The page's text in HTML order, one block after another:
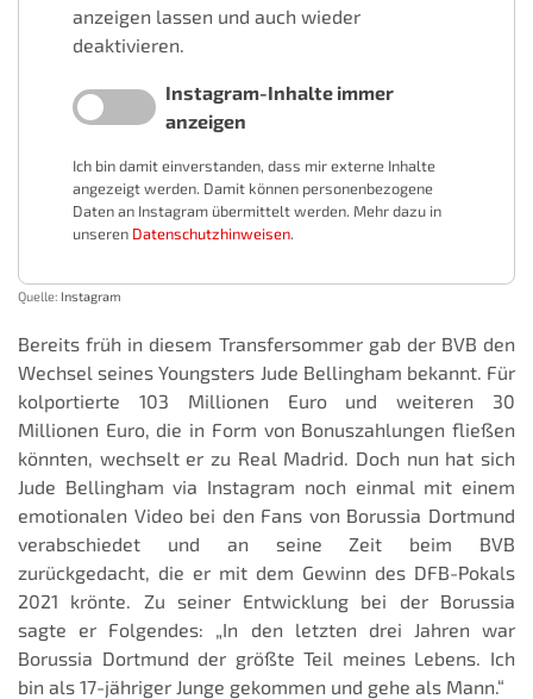
anzeigen lassen und auch wieder
deaktivieren.
Instagram-Inhalte immer
anzeigen
Ich bin damit einverstanden, dass mir externe Inhalte
angezeigt werden. Damit können personenbezogene
Daten an Instagram übermittelt werden. Mehr dazu in
unseren Datenschutzhinweisen.
Quelle: Instagram
Bereits früh in diesem Transfersommer gab der BVB den
Wechsel seines Youngsters Jude Bellingham bekannt. Für
kolportierte 103 Millionen Euro und weiteren 30
Millionen Euro, die in Form von Bonuszahlungen fließen
könnten, wechselt er zu Real Madrid. Doch nun hat sich
Jude Bellingham via Instagram noch einmal mit einem
emotionalen Video bei den Fans von Borussia Dortmund
verabschiedet und an seine Zeit beim BVB
zurückgedacht, die er mit dem Gewinn des DFB-Pokals
2021 krönte. Zu seiner Entwicklung bei der Borussia
sagte er Folgendes: „In den letzten drei Jahren war
Borussia Dortmund der größte Teil meines Lebens. Ich
bin als 17-jähriger Junge gekommen und gehe als Mann.“